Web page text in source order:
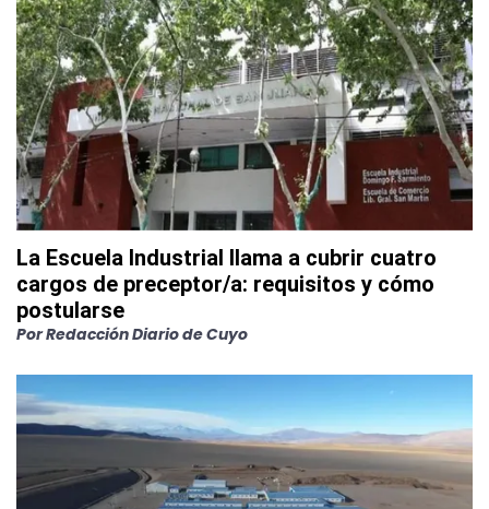
La Escuela Industrial llama a cubrir cuatro
cargos de preceptor/a: requisitos y cómo
postularse
PorRedacción Diario de Cuyo